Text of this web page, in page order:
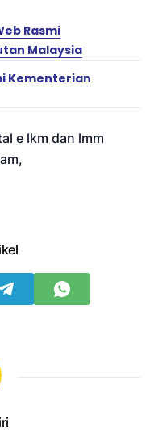
Rasmi
Malaysia
Kementerian
e lkm dan lmm